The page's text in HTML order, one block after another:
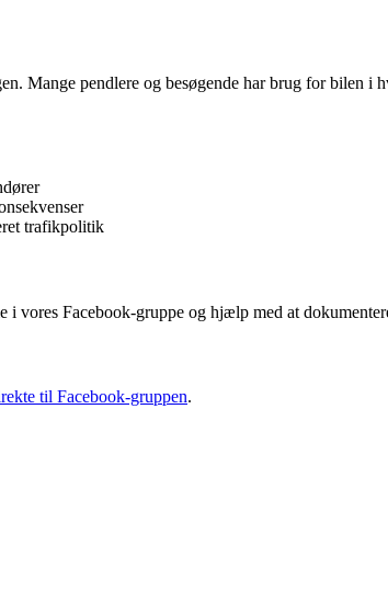
Mange pendlere og besøgende har brug for bilen i
trafikpolitik
vores Facebook-gruppe og hjælp med at
til Facebook-gruppen.